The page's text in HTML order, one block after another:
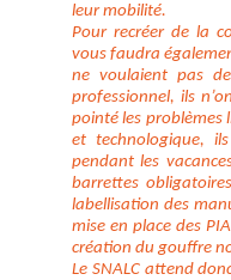
leur mobilité.
Pour recréer de la
vous faudra
ne voulaient pas
professionnel, ils
pointé les problèmes
et technologique,
pendant les
barrettes
labellisation des
mise en place des
création du gouffre
Le SNALC attend